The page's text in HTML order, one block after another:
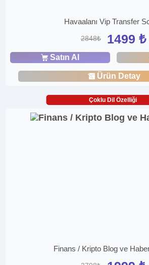
Havaalanı Vip Transfer
2848₺ 1499 ₺
Satın Al
Ürün Detay
Çoklu Dil Özelliği
Finans / Kripto Blog ve